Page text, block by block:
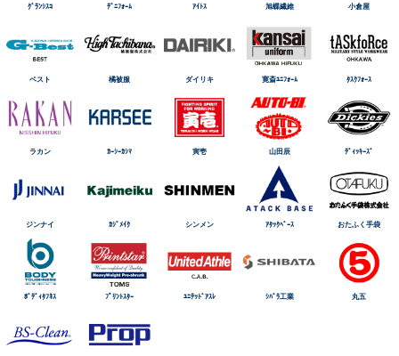
ｸﾞﾗﾝｼｽｺ ﾃﾞﾆﾌｫｰﾑ ｱｲﾄｽ 旭蝶繊維 小倉屋
ベスト 橘被服 ダイリキ 寛斎ﾕﾆﾌｫｰﾑ ﾀｽｸﾌｫｰｽ
ラカン ｶｰｼｰｶｼﾏ 寅壱 山田辰 ﾃﾞｨｯｷｰｽﾞ
ジンナイ ｶｼﾞﾒｲｸ シンメン ｱﾀｯｸﾍﾞｰｽ おたふく手袋
ﾎﾞﾃﾞｨﾀﾌﾈｽ ﾌﾟﾘﾝﾄｽﾀｰ ﾕﾆﾃｯﾄﾞｱｽﾚ ｼﾊﾞﾗ工業 丸五